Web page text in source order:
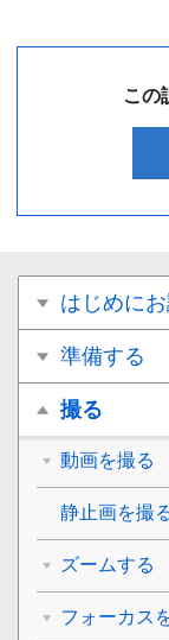
この
はじめに
準備する
撮る
動画を撮る
静止画を撮
ズームする
フォーカス